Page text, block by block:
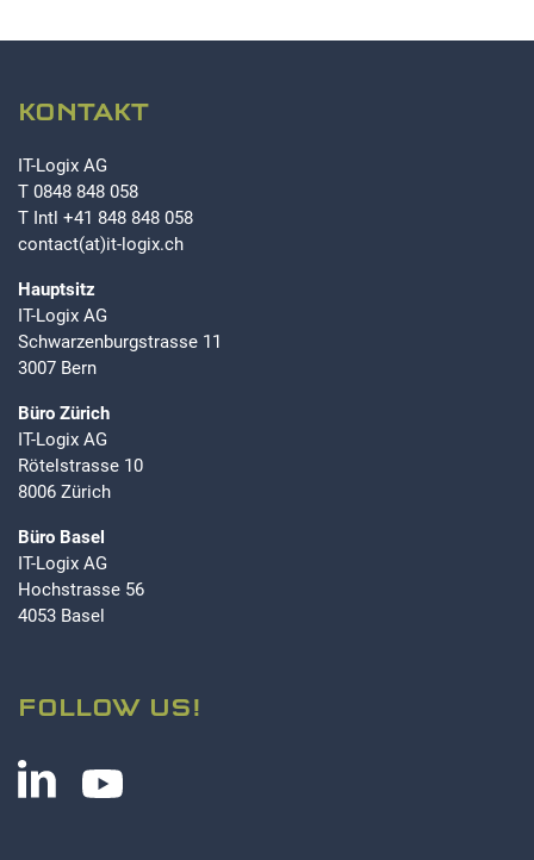
KONTAKT
IT-Logix AG
T 0848 848 058
T Intl +41 848 848 058
contact(at)it-logix.ch
Hauptsitz
IT-Logix AG
Schwarzenburgstrasse 11
3007 Bern
Büro Zürich
IT-Logix AG
Rötelstrasse 10
8006 Zürich
Büro Basel
IT-Logix AG
Hochstrasse 56
4053 Basel
FOLLOW US!